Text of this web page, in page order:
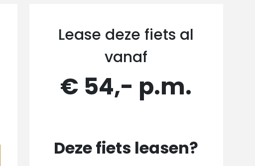
Lease deze fiets al
vanaf
€ 54,- p.m.
Deze fiets leasen?